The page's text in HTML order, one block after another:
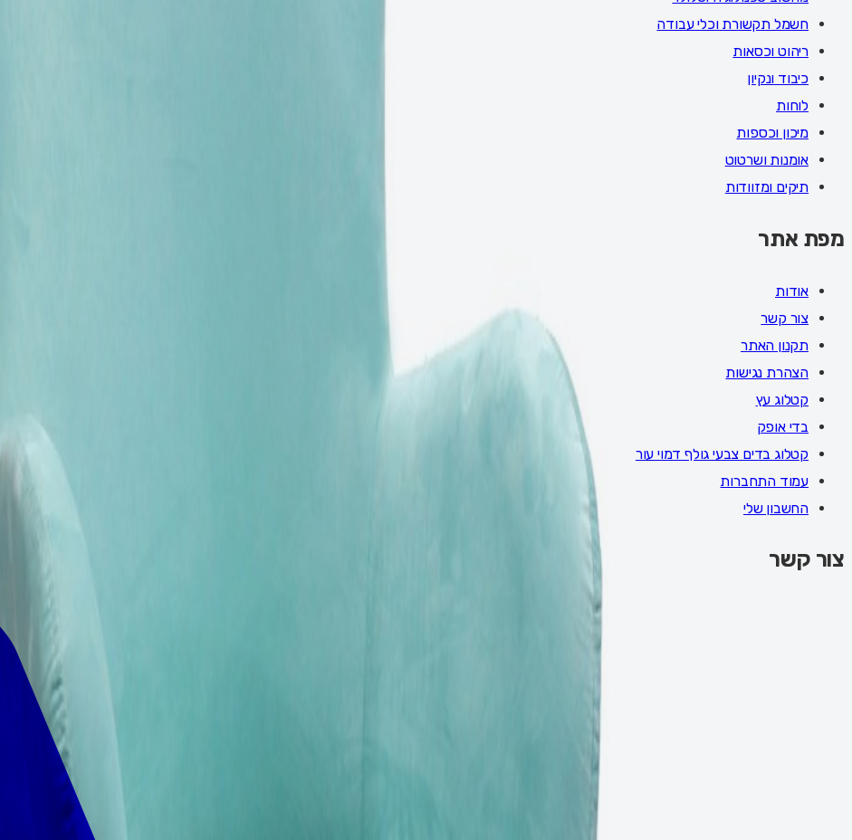
חשמל תקשורת וכלי עבודה
ריהוט וכסאות
כיבוד ונקיון
לוחות
מיכון וכספות
אומנות ושרטוט
תיקים ומזוודות
מפת אתר
אודות
צור קשר
תקנון האתר
הצהרת נגישות
קטלוג עץ
בדי אופק
קטלוג בדים צבעי גולף דמוי עור
עמוד התחברות
החשבון שלי
צור קשר